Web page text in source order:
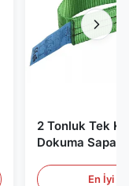
2 Tonluk Tek
Dokuma
En İyi